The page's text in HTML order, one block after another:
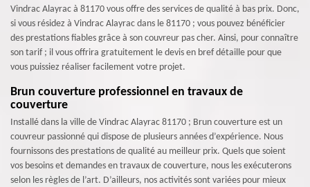
Vindrac Alayrac à 81170 vous offre des services de qualité à bas prix. Donc,
si vous résidez à Vindrac Alayrac dans le 81170 ; vous pouvez bénéficier
des prestations fiables grâce à son couvreur pas cher. Ainsi, pour connaître
son tarif ; il vous offrira gratuitement le devis en bref détaille pour que
vous puissiez réaliser facilement votre projet.
Brun couverture professionnel en travaux de
couverture
Installé dans la ville de Vindrac Alayrac 81170 ; Brun couverture est un
couvreur passionné qui dispose de plusieurs années d’expérience. Nous
fournissons des prestations de qualité au meilleur prix. Quels que soient
vos besoins et demandes en travaux de couverture, nous les exécuterons
selon les règles de l’art. D’ailleurs, nos activités sont variées pour mieux